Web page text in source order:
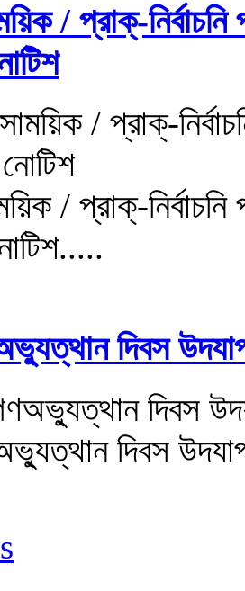
/ প্রাক্-
/ প্রাক্-
দিবস
দিবস